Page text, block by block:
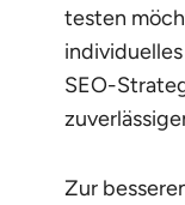
testen
SEO-
Zur